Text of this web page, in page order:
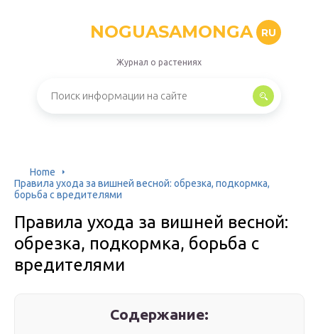
NOGUASAMONGA RU
Журнал о растениях
Home
Правила ухода за вишней весной: обрезка, подкормка,
борьба с вредителями
Правила ухода за вишней весной:
обрезка, подкормка, борьба с
вредителями
Содержание: